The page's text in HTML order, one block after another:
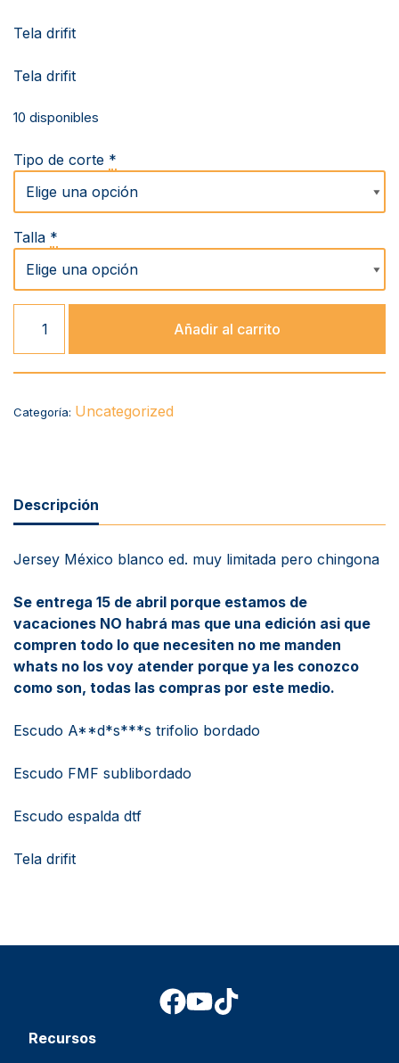
Tela drifit
Tela drifit
10 disponibles
Tipo de corte *
Talla *
Añadir al carrito
Categoría: Uncategorized
Descripción
Jersey México blanco ed. muy limitada pero chingona
Se entrega 15 de abril porque estamos de
vacaciones NO habrá mas que una edición asi que
compren todo lo que necesiten no me manden
whats no los voy atender porque ya les conozco
como son, todas las compras por este medio.
Escudo A**d*s***s trifolio bordado
Escudo FMF sublibordado
Escudo espalda dtf
Tela drifit
Recursos